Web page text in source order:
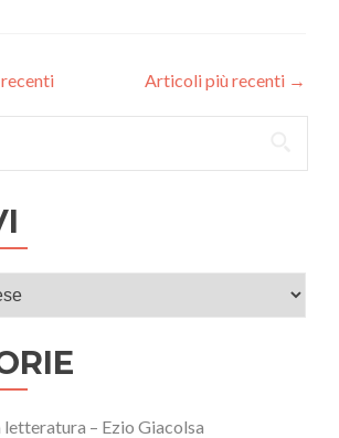
Articoli più recenti →
letteratura – Ezio Giacolsa